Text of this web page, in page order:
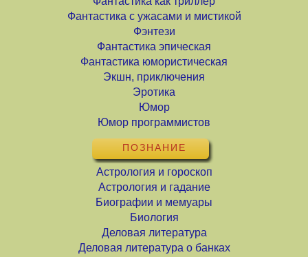
Фантастика с ужасами и мистикой
Фэнтези
Фантастика эпическая
Фантастика юмористическая
Экшн, приключения
Эротика
Юмор
Юмор программистов
ПОЗНАНИЕ
Астрология и гороскоп
Астрология и гадание
Биографии и мемуары
Биология
Деловая литература
Деловая литература о банках